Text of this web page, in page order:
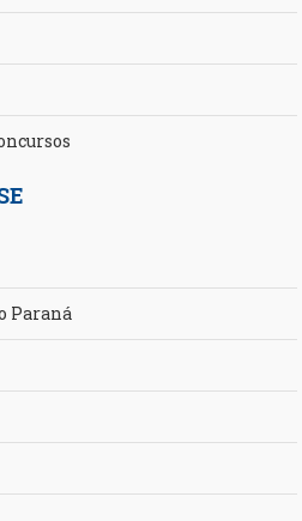
Paraná